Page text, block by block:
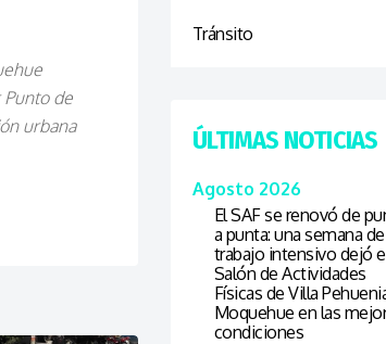
de
urbana
Tránsito
ÚLTIMAS NOTICIAS
Agosto 2026
El SAF se renovó de
a punta: una semana de
trabajo intensivo dejó
Salón de Actividades
Físicas de Villa
Moquehue en las
condiciones